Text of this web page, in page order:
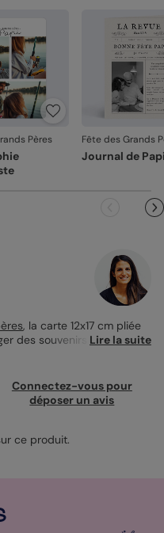
Pères Fête des Grands
Journal de
, la carte 12x17 cm pliée
des souvenirs précieux.
famille, à rire ou à jardiner
ajoute une touche
faire sourire votre grand-
Lire la suite
Connectez-vous pour
déposer un avis
ce produit.